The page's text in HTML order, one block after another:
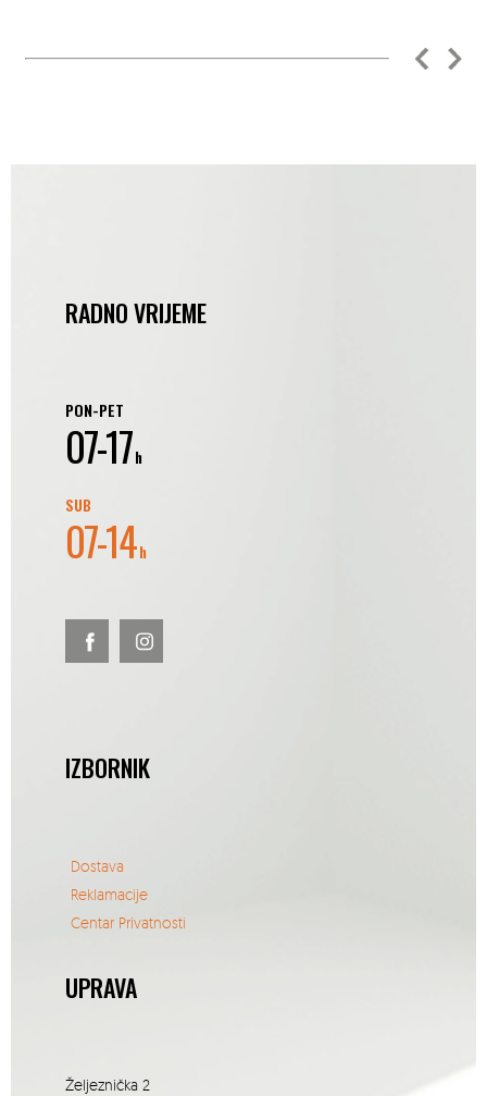
RADNO VRIJEME
PON-PET
07-17h
SUB
07-14h
IZBORNIK
Dostava
Reklamacije
Centar Privatnosti
UPRAVA
Željeznička 2